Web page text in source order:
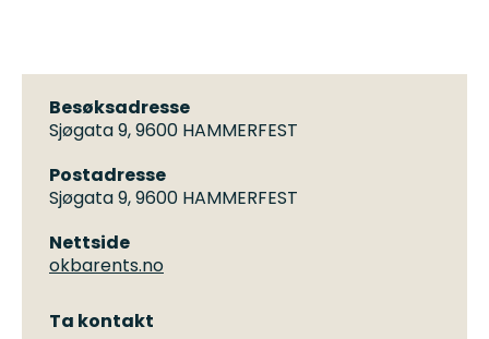
Besøksadresse
Sjøgata 9, 9600 HAMMERFEST
Postadresse
Sjøgata 9, 9600 HAMMERFEST
Nettside
okbarents.no
Ta kontakt